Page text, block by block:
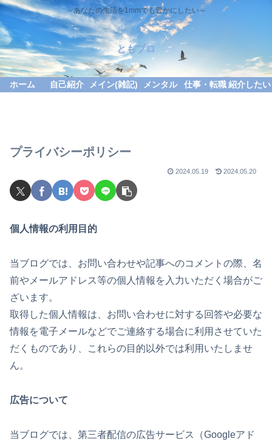
～あなたの生活を1mmでも豊かにしたい～
ともブロ
ホーム 自己紹介 メイン(雑記) メンタル 仕事・転職 紹介したい
プライバシーポリシー
2024.05.19 2024.05.20
個人情報の利用目的
当ブログでは、お問い合わせや記事へのコメントの際、名
前やメールアドレス等の個人情報を入力いただく場合がご
ざいます。
取得した個人情報は、お問い合わせに対する回答や必要な
情報を電子メールなどでご連絡する場合に利用させていた
だくものであり、これらの目的以外では利用いたしませ
ん。
広告について
当ブログでは、第三者配信の広告サービス（Googleアド